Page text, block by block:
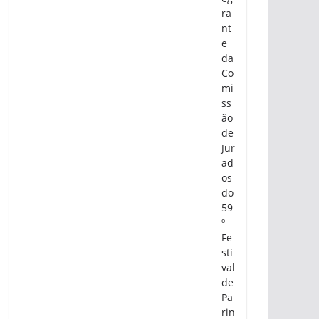
ra
nt
e
da
Co
mi
ss
ão
de
Jur
ad
os
do
59
º
Fe
sti
val
de
Pa
rin